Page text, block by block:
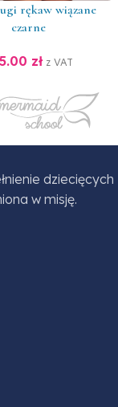
rękaw wiązane
czarne
zł z VAT
dziecięcych
w misję.